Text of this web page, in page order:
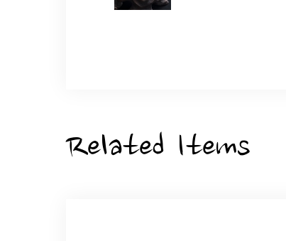
大切な節目のお祝いに、母へのプレ
Related Items